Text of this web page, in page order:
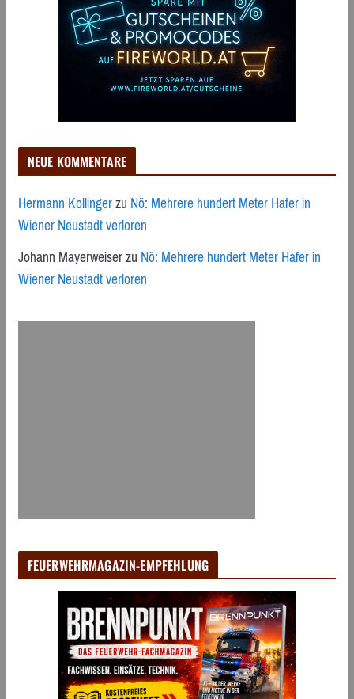
NEUE KOMMENTARE
Hermann KollingerzuNö: Mehrere hundert Meter Hafer in
Wiener Neustadt verloren
Johann MayerweiserzuNö: Mehrere hundert Meter Hafer in
Wiener Neustadt verloren
FEUERWEHRMAGAZIN-EMPFEHLUNG